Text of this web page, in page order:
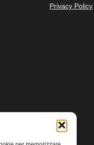
Privacy Policy